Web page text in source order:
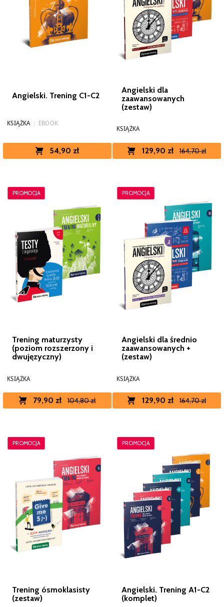
Angielski. Trening C1-C2
KSIĄŻKA EBOOK
54,90 zł
Angielski dla
zaawansowanych
(zestaw)
KSIĄŻKA
129,90 zł 164,70 zł
PROMOCJA
Trening maturzysty
(poziom rozszerzony i
dwujęzyczny)
KSIĄŻKA
79,90 zł 104,80 zł
PROMOCJA
Angielski dla średnio
zaawansowanych +
(zestaw)
KSIĄŻKA
129,90 zł 164,70 zł
PROMOCJA
Trening ósmoklasisty
(zestaw)
PROMOCJA
Angielski. Trening A1-C2
(komplet)